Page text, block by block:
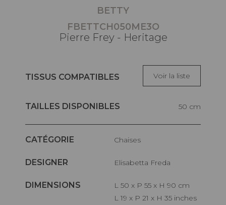
BETTY
FBETTCH050ME3O
Pierre Frey - Heritage
TISSUS COMPATIBLES Voir la liste
TAILLES DISPONIBLES 50 cm
CATÉGORIE Chaises
DESIGNER Elisabetta Freda
DIMENSIONS
L 50 x P 55 x H 90 cm
L 19 x P 21 x H 35 inches